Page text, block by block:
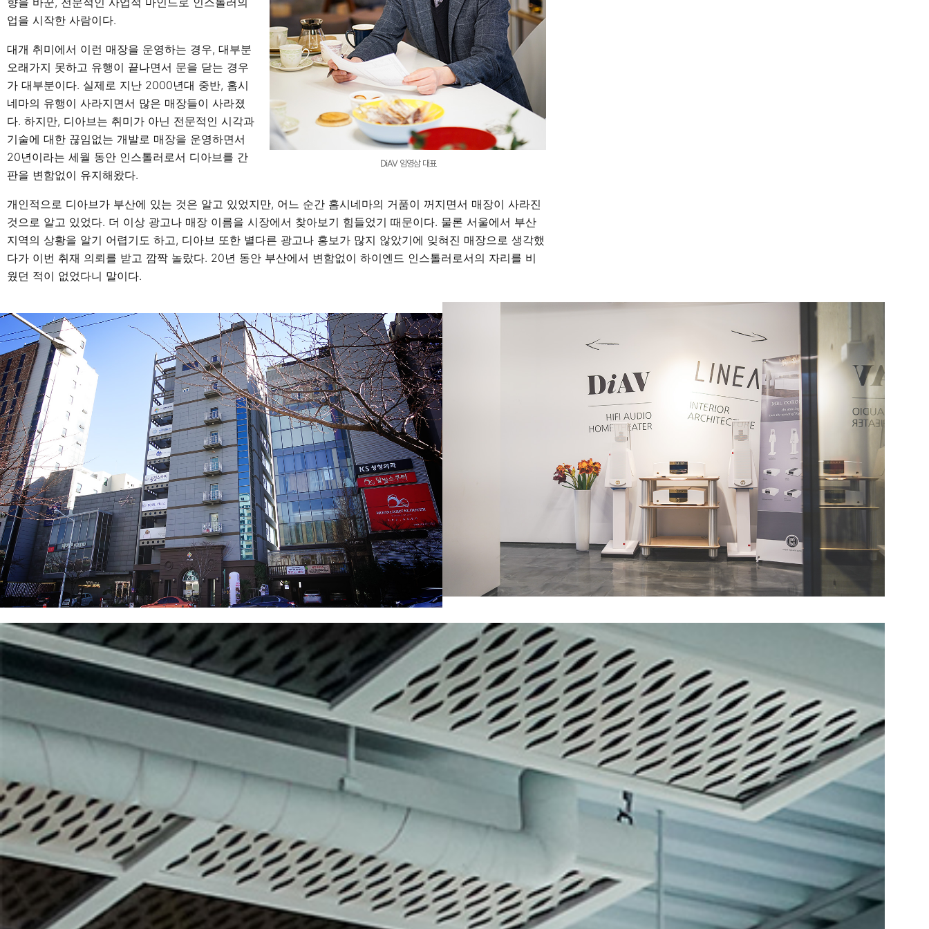
DiAV 임영삼 대표
업을 시작한 사람이다.
대개 취미에서 이런 매장을 운영하는 경우, 대부분
오래가지 못하고 유행이 끝나면서 문을 닫는 경우
가 대부분이다. 실제로 지난 2000년대 중반, 홈시
네마의 유행이 사라지면서 많은 매장들이 사라졌
다. 하지만, 디아브는 취미가 아닌 전문적인 시각과
기술에 대한 끊임없는 개발로 매장을 운영하면서
20년이라는 세월 동안 인스톨러로서 디아브를 간
판을 변함없이 유지해왔다.
개인적으로 디아브가 부산에 있는 것은 알고 있었지만, 어느 순간 홈시네마의 거품이 꺼지면서 매장이 사라진
것으로 알고 있었다. 더 이상 광고나 매장 이름을 시장에서 찾아보기 힘들었기 때문이다. 물론 서울에서 부산
지역의 상황을 알기 어렵기도 하고, 디아브 또한 별다른 광고나 홍보가 많지 않았기에 잊혀진 매장으로 생각했
다가 이번 취재 의뢰를 받고 깜짝 놀랐다. 20년 동안 부산에서 변함없이 하이엔드 인스톨러로서의 자리를 비
웠던 적이 없었다니 말이다.